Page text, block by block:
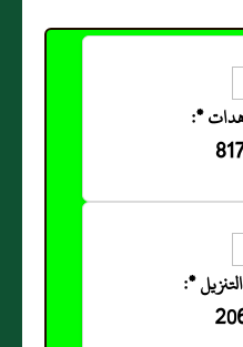
*:
*: